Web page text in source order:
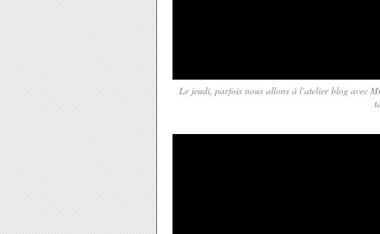
Le jeudi, parfois nous allons à l'atelier blog avec